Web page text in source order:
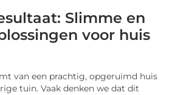
Slimme en
voor huis
van een prachtig, opgeruimd huis
tuin. Vaak denken we dat dit